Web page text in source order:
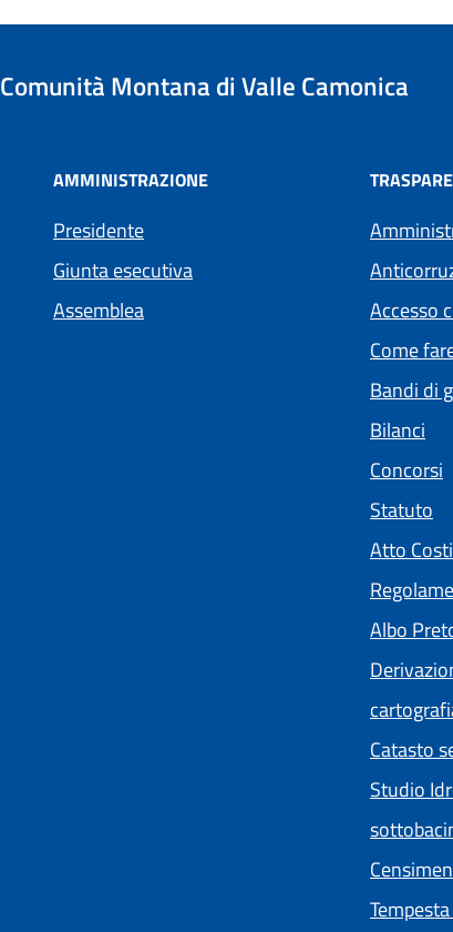
Comunità Montana di Valle Camonica
AMMINISTRAZIONE
Presidente
Giunta esecutiva
Assemblea
Accesso
Come
Bandi di
Bilanci
Concorsi
Statuto
Atto
Albo
Catasto
Studio